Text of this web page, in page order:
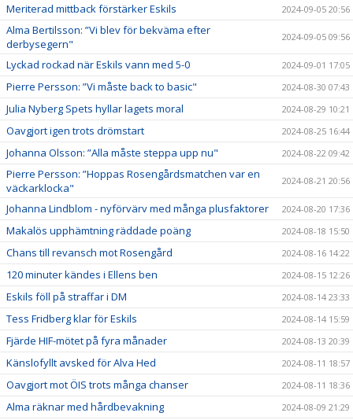
Meriterad mittback förstärker Eskils 2024-09-05 20:56
Alma Bertilsson: ”Vi blev för bekväma efter
derbysegern"
2024-09-05 09:56
Lyckad rockad när Eskils vann med 5-0 2024-09-01 17:05
Pierre Persson: ”Vi måste back to basic" 2024-08-30 07:43
Julia Nyberg Spets hyllar lagets moral 2024-08-29 10:21
Oavgjort igen trots drömstart 2024-08-25 16:44
Johanna Olsson: ”Alla måste steppa upp nu" 2024-08-22 09:42
Pierre Persson: ”Hoppas Rosengårdsmatchen var en
väckarklocka"
2024-08-21 20:56
Johanna Lindblom - nyförvärv med många plusfaktorer 2024-08-20 17:36
Makalös upphämtning räddade poäng 2024-08-18 15:50
Chans till revansch mot Rosengård 2024-08-16 14:22
120 minuter kändes i Ellens ben 2024-08-15 12:26
Eskils föll på straffar i DM 2024-08-14 23:33
Tess Fridberg klar för Eskils 2024-08-14 15:59
Fjärde HIF-mötet på fyra månader 2024-08-13 20:39
Känslofyllt avsked för Alva Hed 2024-08-11 18:57
Oavgjort mot ÖIS trots många chanser 2024-08-11 18:36
Alma räknar med hårdbevakning 2024-08-09 21:29